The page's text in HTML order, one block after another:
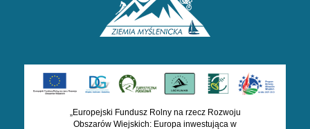
„Europejski Fundusz Rolny na rzecz Rozwoju
Obszarów Wiejskich: Europa inwestująca w